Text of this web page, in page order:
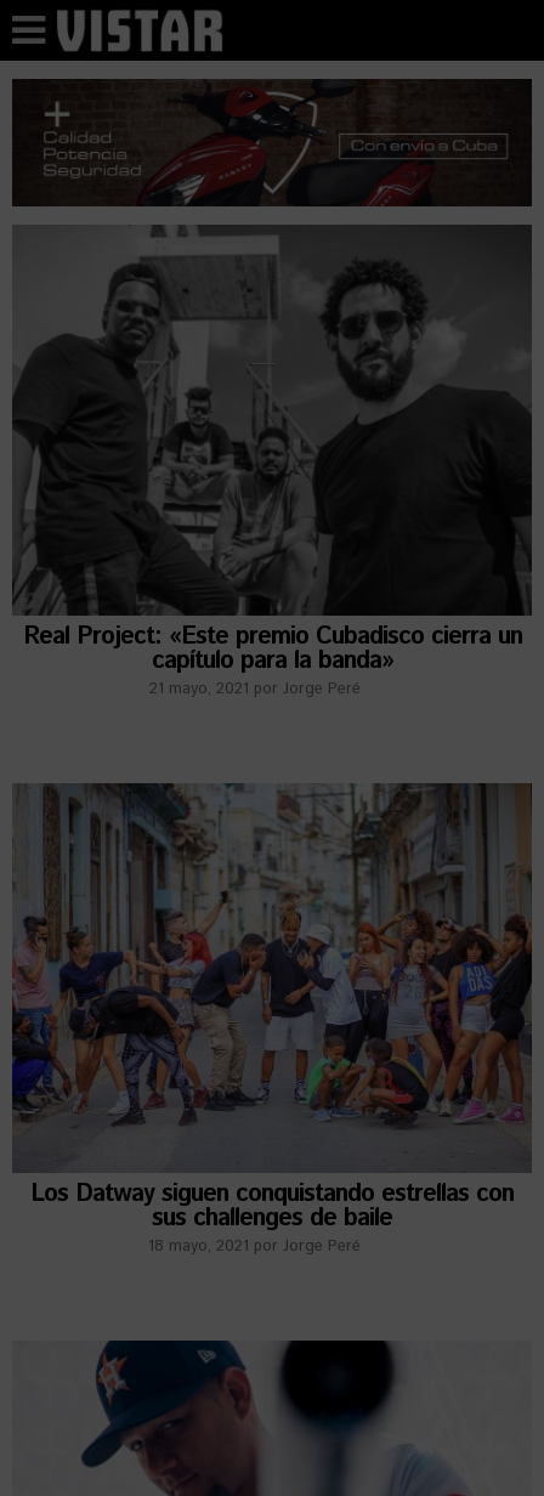
Real Project: «Este premio Cubadisco cierra un
capítulo para la banda»
21 mayo, 2021 por Jorge Peré
Los Datway siguen conquistando estrellas con
sus challenges de baile
18 mayo, 2021 por Jorge Peré